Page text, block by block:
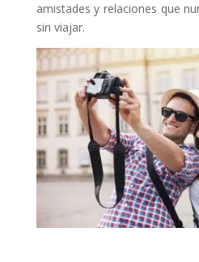
amistades y relaciones que
sin viajar.